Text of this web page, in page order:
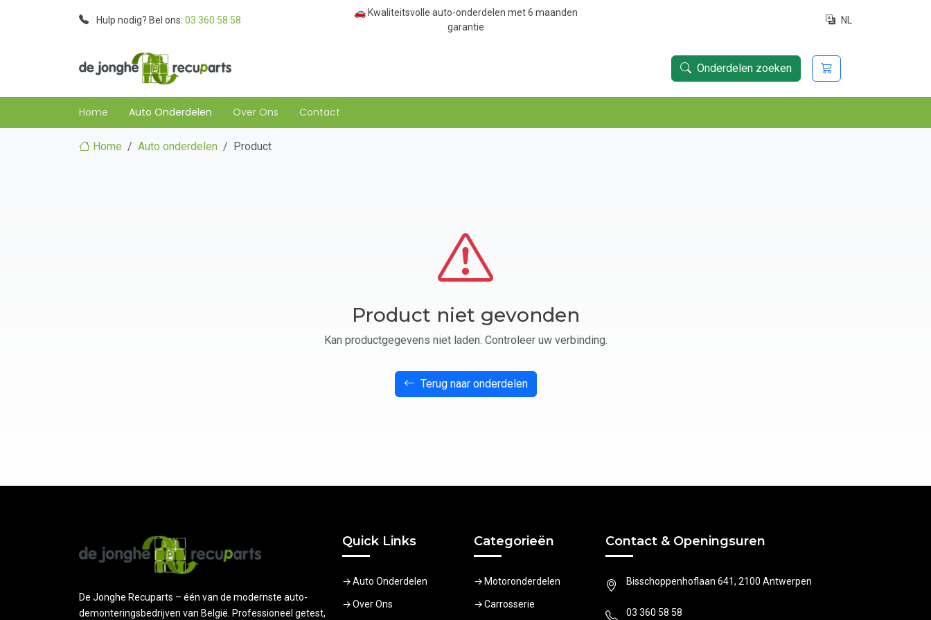
Hulp nodig? Bel ons: 03 360 58 58
🚗 Kwaliteitsvolle auto-onderdelen met 6 maanden
garantie
NL
Onderdelen zoeken
Home Auto Onderdelen Over Ons Contact
Home Auto onderdelen Product
Product niet gevonden
Kan productgegevens niet laden. Controleer uw verbinding.
Terug naar onderdelen
De Jonghe Recuparts – één van de modernste auto-
demonteringsbedrijven van België. Professioneel getest,
Quick Links
Auto Onderdelen
Over Ons
Categorieën
Motoronderdelen
Carrosserie
Contact & Openingsuren
Bisschoppenhoflaan 641, 2100 Antwerpen
03 360 58 58